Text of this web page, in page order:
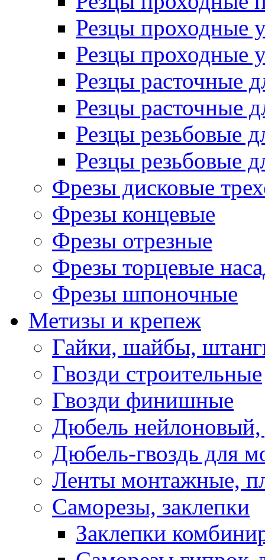
Резцы проходные
Резцы проходные
Резцы расточные
Резцы расточные
Резцы резьбовые
Резцы резьбовые
Фрезы дисковые
Фрезы концевые
Фрезы отрезные
Фрезы торцевые
Фрезы шпоночные
Метизы и крепеж
Гайки, шайбы,
Гвозди строительные
Гвозди финишные
Дюбель нейлоновый,
Дюбель-гвоздь для
Ленты монтажные,
Саморезы, заклепки
Заклепки